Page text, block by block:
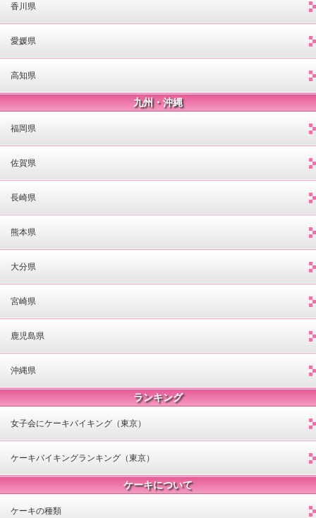
香川県
愛媛県
高知県
九州・沖縄
福岡県
佐賀県
長崎県
熊本県
大分県
宮崎県
鹿児島県
沖縄県
ランキング
女子会にケーキバイキング（東京）
ケーキバイキングランキング（東京）
ケーキについて
ケーキの種類